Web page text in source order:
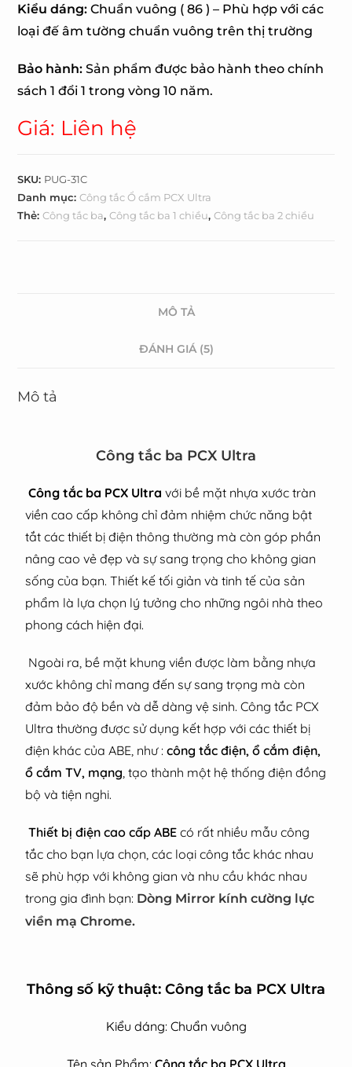
Kiểu dáng:Chuẩn vuông ( 86 ) – Phù hợp với các
loại đế âm tường chuẩn vuông trên thị trường
Bảo hành:Sản phẩm được bảo hành theo chính
sách 1 đổi 1 trong vòng 10 năm.
Giá: Liên hệ
SKU: PUG-31C
Danh mục:Công tắc Ổ cắm PCX Ultra
Thẻ:Công tắc ba,Công tắc ba 1 chiều,Công tắc ba 2 chiều
MÔ TẢ
ĐÁNH GIÁ (5)
Mô tả
Công tắc ba PCX Ultra
Công tắc ba PCX Ultra với bề mặt nhựa xước tràn
viền cao cấp không chỉ đảm nhiệm chức năng bật
tắt các thiết bị điện thông thường mà còn góp phần
nâng cao vẻ đẹp và sự sang trọng cho không gian
sống của bạn. Thiết kế tối giản và tinh tế của sản
phẩm là lựa chọn lý tưởng cho những ngôi nhà theo
phong cách hiện đại.
Ngoài ra, bề mặt khung viền được làm bằng nhựa
xước không chỉ mang đến sự sang trọng mà còn
đảm bảo độ bền và dễ dàng vệ sinh. Công tắc PCX
Ultra thường được sử dụng kết hợp với các thiết bị
điện khác của ABE, như :công tắc điện, ổ cắm điện,
ổ cắm TV, mạng, tạo thành một hệ thống điện đồng
bộ và tiện nghi.
Thiết bị điện cao cấp ABE có rất nhiều mẫu công
tắc cho bạn lựa chọn, các loại công tắc khác nhau
sẽ phù hợp với không gian và nhu cầu khác nhau
trong gia đình bạn: Dòng Mirror kính cường lực
viền mạ Chrome.
Thông số kỹ thuật: Công tắc ba PCX Ultra
Kiểu dáng: Chuẩn vuông